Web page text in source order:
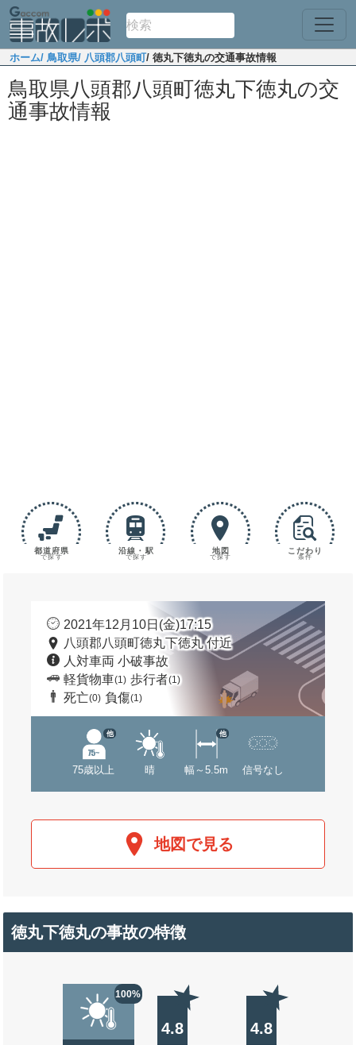
ホーム/ 鳥取県/ 八頭郡八頭町/ 徳丸下徳丸の交通事故情報
鳥取県八頭郡八頭町徳丸下徳丸の交
通事故情報
都道府県
で探す
沿線・駅
で探す
地図
で探す
こだわり
条件
2021年12月10日(金)17:15
八頭郡八頭町徳丸下徳丸 付近
人対車両 小破事故
軽貨物車(1) 歩行者(1)
死亡(0) 負傷(1)
75歳以上
他
晴 幅～5.5m
他
信号なし
地図で見る
徳丸下徳丸の事故の特徴
100%
4.8 4.8